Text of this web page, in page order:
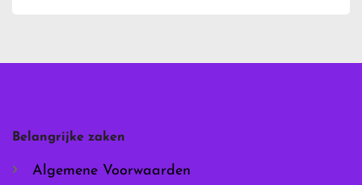
op
de
productpagina
productpagina
Belangrijke zaken
Algemene Voorwaarden